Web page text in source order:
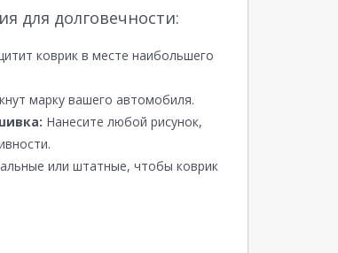
для долговечности:
коврик в месте наибольшего
марку вашего автомобиля.
Нанесите любой рисунок,
или штатные, чтобы коврик